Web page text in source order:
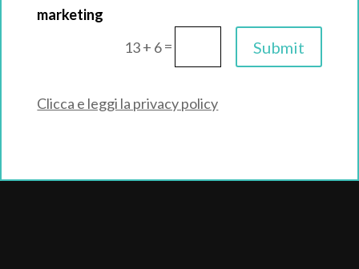
marketing
13 + 6= Submit
Clicca e leggi la privacy policy